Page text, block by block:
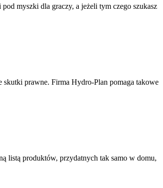
myszki dla graczy, a jeżeli tym czego szukasz
skutki prawne. Firma Hydro-Plan pomaga takowe
listą produktów, przydatnych tak samo w domu,